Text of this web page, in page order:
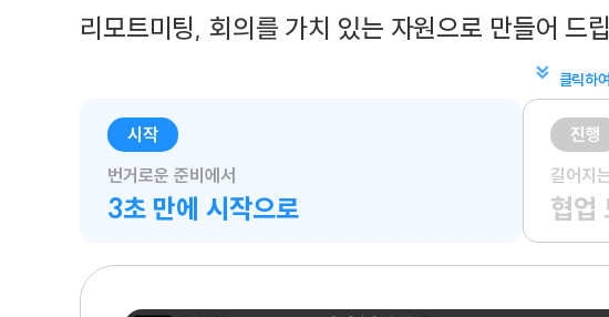
리모트미팅, 회의를 가치 있는 자원으로 만들어 드
클릭하
시작
번거로운 준비에서
3초 만에 시작으로
진행
길어지
협업